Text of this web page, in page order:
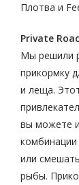
Плотва и
Private
Мы решили
прикормку
и леща.
вы можете
или
рыбы.